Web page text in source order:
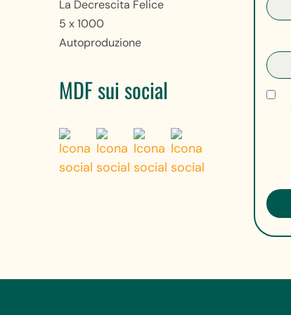
La Decrescita Felice
5 x 1000
Autoproduzione
MDF sui social